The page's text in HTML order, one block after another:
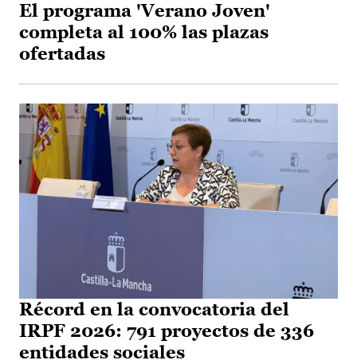
El programa 'Verano Joven'
completa al 100% las plazas
ofertadas
Récord en la convocatoria del
IRPF 2026: 791 proyectos de 336
entidades sociales